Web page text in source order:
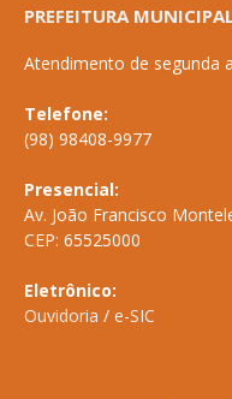
PREFEITURA
Atendimento de segunda
Telefone:
(98) 98408-9977
Presencial:
Av. João Francisco
CEP: 65525000
Eletrônico:
Ouvidoria / e-SIC